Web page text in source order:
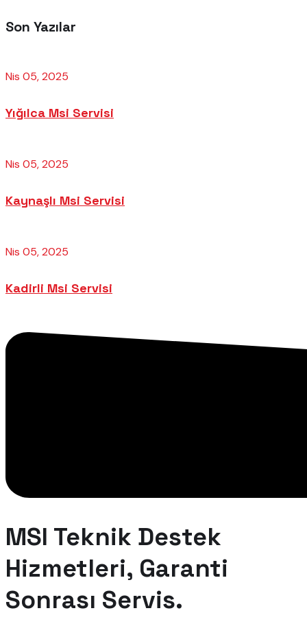
Son Yazılar
Nis 05, 2025
Yığılca Msi Servisi
Nis 05, 2025
Kaynaşlı Msi Servisi
Nis 05, 2025
Kadirli Msi Servisi
MSI Teknik Destek
Hizmetleri, Garanti
Sonrası Servis.